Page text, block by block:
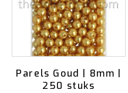
Parels Goud | 8mm |
250 stuks